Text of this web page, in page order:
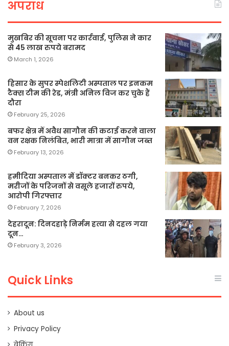
अपराध
मुखबिर की सूचना पर कार्रवाई, पुलिस ने कार
से 45 लाख रुपये बरामद
March 1, 2026
हिसार के सुपर स्पेशलिटी अस्पताल पर इनकम
टैक्स टीम की रेड, मंत्री अनिल विज कर चुके हैं
दौरा
February 25, 2026
बफर क्षेत्र में अवैध सागौन की कटाई करने वाला
वन रक्षक निलंबित, भारी मात्रा में सागौन जब्त
February 13, 2026
हमीदिया अस्पताल में डॉक्टर बनकर ठगी,
मरीजों के परिजनों से वसूले हजारों रुपये,
आरोपी गिरफ्तार
February 7, 2026
देहरादून: दिनदहाड़े निर्मम हत्या से दहल गया
दून…
February 3, 2026
Quick Links
About us
Privacy Policy